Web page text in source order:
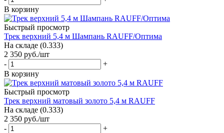
В корзину
Быстрый просмотр
Трек верхний 5,4 м Шампань RAUFF/Оптима
На складе (0.333)
2 350 руб./шт
-
+
В корзину
Быстрый просмотр
Трек верхний матовый золото 5,4 м RAUFF
На складе (0.333)
2 350 руб./шт
-
+